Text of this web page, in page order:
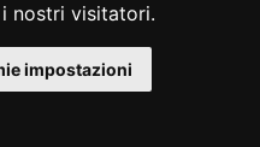
nostri visitatori.
impostazioni